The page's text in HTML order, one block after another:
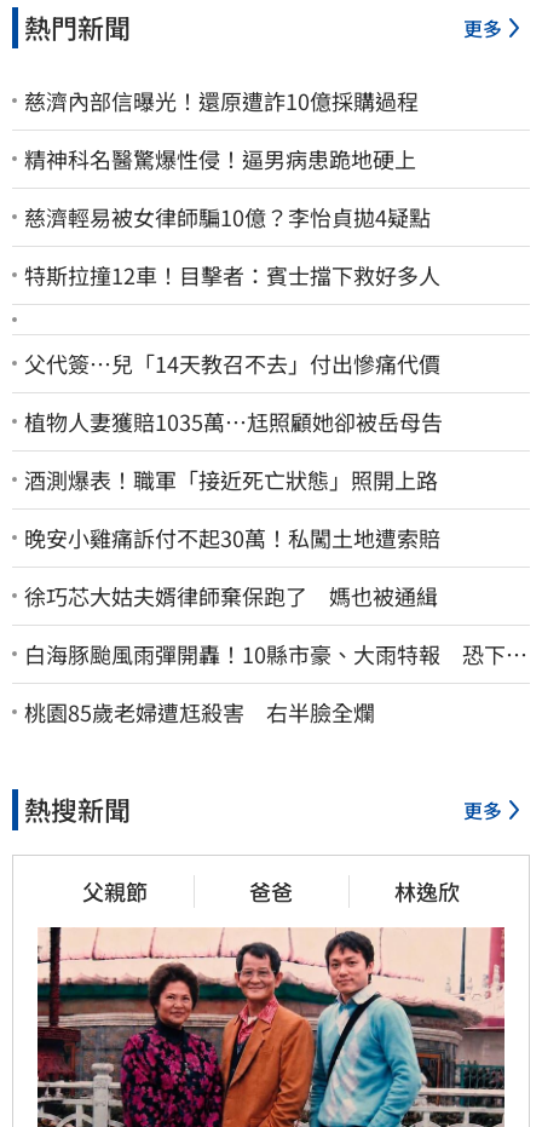
熱門新聞 更多
慈濟內部信曝光！還原遭詐10億採購過程
精神科名醫驚爆性侵！逼男病患跪地硬上
慈濟輕易被女律師騙10億？李怡貞拋4疑點
特斯拉撞12車！目擊者：賓士擋下救好多人
父代簽…兒「14天教召不去」付出慘痛代價
植物人妻獲賠1035萬…尪照顧她卻被岳母告
酒測爆表！職軍「接近死亡狀態」照開上路
晚安小雞痛訴付不起30萬！私闖土地遭索賠
徐巧芯大姑夫婿律師棄保跑了 媽也被通緝
白海豚颱風雨彈開轟！10縣市豪、大雨特報 恐下到
明天
桃園85歲老婦遭尪殺害 右半臉全爛
熱搜新聞 更多
父親節 爸爸 林逸欣